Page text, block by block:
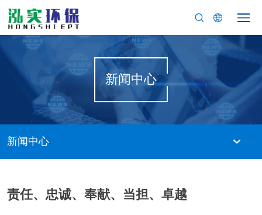
新闻中心
新闻中心
责任、忠诚、奉献、当担、卓越